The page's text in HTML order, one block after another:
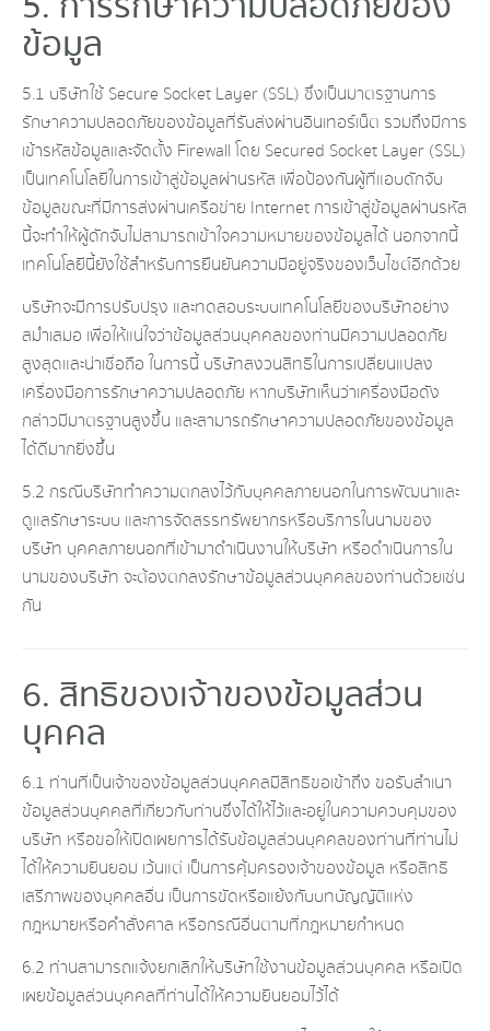
ข้อมูล
5.1 บริษัทใช้ Secure Socket Layer (SSL) ซึ่งเป็นมาตรฐานการ
รักษาความปลอดภัยของข้อมูลที่รับส่งผ่านอินเทอร์เน็ต รวมถึงมีการ
เข้ารหัสข้อมูลและจัดตั้ง Firewall โดย Secured Socket Layer (SSL)
เป็นเทคโนโลยีในการเข้าสู่ข้อมูลผ่านรหัส เพื่อป้องกันผู้ที่แอบดักจับ
ข้อมูลขณะที่มีการส่งผ่านเครือข่าย Internet การเข้าสู่ข้อมูลผ่านรหัส
นี้จะทำให้ผู้ดักจับไม่สามารถเข้าใจความหมายของข้อมูลได้ นอกจากนี้
เทคโนโลยีนี้ยังใช้สำหรับการยืนยันความมีอยู่จริงของเว็บไซต์อีกด้วย
บริษัทจะมีการปรับปรุง และทดสอบระบบเทคโนโลยีของบริษัทอย่าง
สม่ำเสมอ เพื่อให้แน่ใจว่าข้อมูลส่วนบุคคลของท่านมีความปลอดภัย
สูงสุดและน่าเชื่อถือ ในการนี้ บริษัทสงวนสิทธิในการเปลี่ยนแปลง
เครื่องมือการรักษาความปลอดภัย หากบริษัทเห็นว่าเครื่องมือดัง
กล่าวมีมาตรฐานสูงขึ้น และสามารถรักษาความปลอดภัยของข้อมูล
ได้ดีมากยิ่งขึ้น
5.2 กรณีบริษัททำความตกลงไว้กับบุคคลภายนอกในการพัฒนาและ
ดูแลรักษาระบบ และการจัดสรรทรัพยากรหรือบริการในนามของ
บริษัท บุคคลภายนอกที่เข้ามาดำเนินงานให้บริษัท หรือดำเนินการใน
นามของบริษัท จะต้องตกลงรักษาข้อมูลส่วนบุคคลของท่านด้วยเช่น
กัน
6. สิทธิของเจ้าของข้อมูลส่วน
บุคคล
6.1 ท่านที่เป็นเจ้าของข้อมูลส่วนบุคคลมีสิทธิขอเข้าถึง ขอรับสำเนา
ข้อมูลส่วนบุคคลที่เกี่ยวกับท่านซึ่งได้ให้ไว้และอยู่ในความควบคุมของ
บริษัท หรือขอให้เปิดเผยการได้รับข้อมูลส่วนบุคคลของท่านที่ท่านไม่
ได้ให้ความยินยอม เว้นแต่ เป็นการคุ้มครองเจ้าของข้อมูล หรือสิทธิ
เสรีภาพของบุคคลอื่น เป็นการขัดหรือแย้งกับบทบัญญัติแห่ง
กฎหมายหรือคำสั่งศาล หรือกรณีอื่นตามที่กฎหมายกำหนด
6.2 ท่านสามารถแจ้งยกเลิกให้บริษัทใช้งานข้อมูลส่วนบุคคล หรือเปิด
เผยข้อมูลส่วนบุคคลที่ท่านได้ให้ความยินยอมไว้ได้